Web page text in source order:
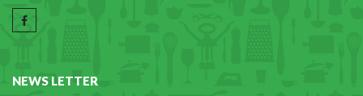
PLASTICA IN CUCINA
PORCELLANA
PULIZIA E IGIENE
NEWS LETTER